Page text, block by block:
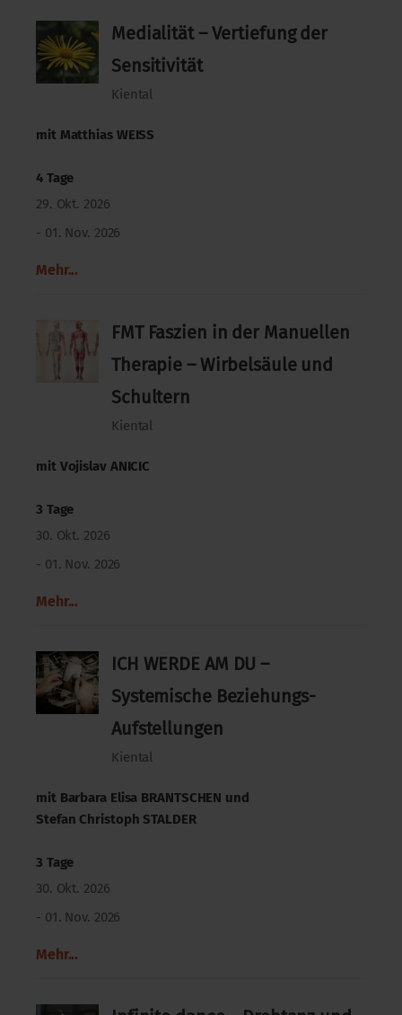
Medialität – Vertiefung der
Sensitivität
Kiental
mit Matthias WEISS
4 Tage
29. Okt. 2026
- 01. Nov. 2026
Mehr...
FMT Faszien in der Manuellen
Therapie – Wirbelsäule und
Schultern
Kiental
mit Vojislav ANICIC
3 Tage
30. Okt. 2026
- 01. Nov. 2026
Mehr...
ICH WERDE AM DU –
Systemische Beziehungs-
Aufstellungen
Kiental
mit Barbara Elisa BRANTSCHEN und
Stefan Christoph STALDER
3 Tage
30. Okt. 2026
- 01. Nov. 2026
Mehr...